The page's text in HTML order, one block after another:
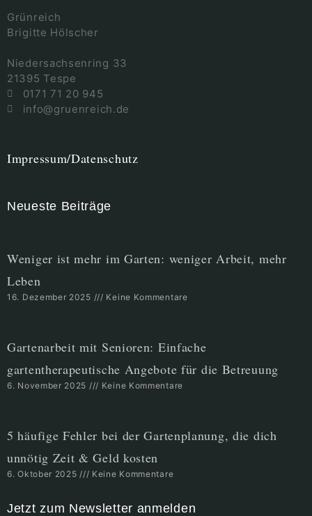
Grünreich
Brigitte Hölscher
Niedersachsenring 33
21395 Tespe
0171 71 20 945
info@gruenreich.de
Impressum/Datenschutz
Neueste Beiträge
Weniger ist mehr im Garten: weniger Arbeit, mehr
Leben
16. Dezember 2025 Keine Kommentare
Gartenarbeit mit Senioren: Einfache
gartentherapeutische Angebote für die Betreuung
6. November 2025 Keine Kommentare
5 häufige Fehler bei der Gartenplanung, die dich
unnötig Zeit & Geld kosten
6. Oktober 2025 Keine Kommentare
Jetzt zum Newsletter anmelden